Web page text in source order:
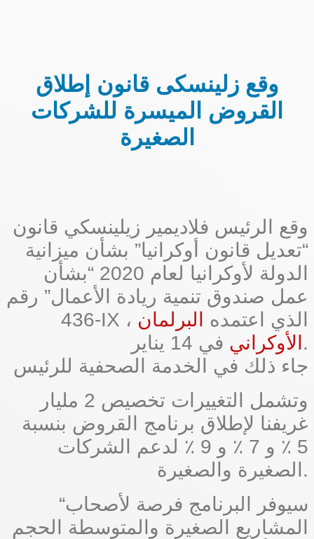
وقع زلينسكى قانون إطلاق
القروض الميسرة للشركات
الصغيرة
وقع الرئيس فلاديمير زيلينسكي قانون
“تعديل قانون أوكرانيا” بشأن ميزانية
الدولة لأوكرانيا لعام 2020 “بشأن
عمل صندوق تنمية ريادة الأعمال” رقم
436-IX ، الذي اعتمده البرلمان
الأوكراني في 14 يناير.
جاء ذلك في الخدمة الصحفية للرئيس
وتشمل التغييرات تخصيص 2 مليار
غريفنا لإطلاق برنامج القروض بنسبة
5 ٪ و 7 ٪ و 9 ٪ لدعم الشركات
الصغيرة والصغيرة.
“سيوفر البرنامج فرصة لأصحاب
المشاريع الصغيرة والمتوسطة الحجم